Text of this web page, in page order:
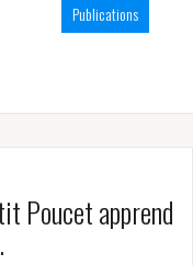
Publications
Poucet apprend